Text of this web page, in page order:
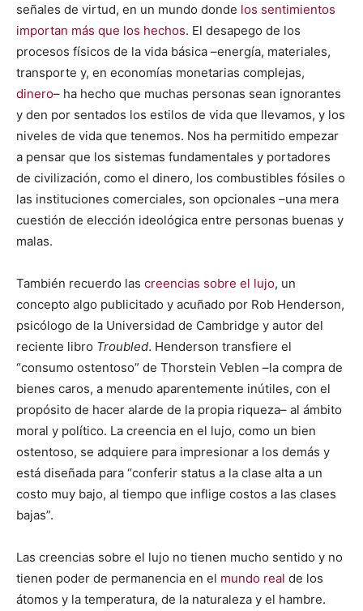
señales de virtud, en un mundo donde los sentimientos
importan más que los hechos. El desapego de los
procesos físicos de la vida básica –energía, materiales,
transporte y, en economías monetarias complejas,
dinero– ha hecho que muchas personas sean ignorantes
y den por sentados los estilos de vida que llevamos, y los
niveles de vida que tenemos. Nos ha permitido empezar
a pensar que los sistemas fundamentales y portadores
de civilización, como el dinero, los combustibles fósiles o
las instituciones comerciales, son opcionales –una mera
cuestión de elección ideológica entre personas buenas y
malas.
También recuerdo las creencias sobre el lujo, un
concepto algo publicitado y acuñado por Rob Henderson,
psicólogo de la Universidad de Cambridge y autor del
reciente libro Troubled. Henderson transfiere el
“consumo ostentoso” de Thorstein Veblen –la compra de
bienes caros, a menudo aparentemente inútiles, con el
propósito de hacer alarde de la propia riqueza– al ámbito
moral y político. La creencia en el lujo, como un bien
ostentoso, se adquiere para impresionar a los demás y
está diseñada para “conferir status a la clase alta a un
costo muy bajo, al tiempo que inflige costos a las clases
bajas”.
Las creencias sobre el lujo no tienen mucho sentido y no
tienen poder de permanencia en el mundo real de los
átomos y la temperatura, de la naturaleza y el hambre.